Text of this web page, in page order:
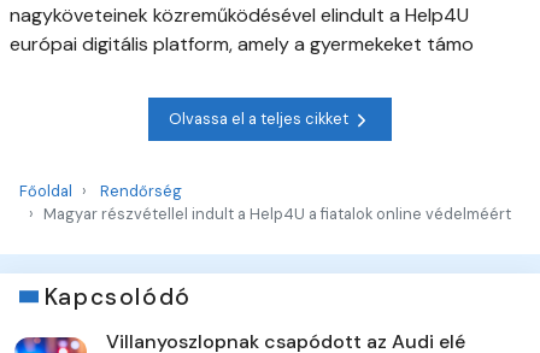
nagyköveteinek közreműködésével elindult a Help4U
európai digitális platform, amely a gyermekeket támo
Olvassa el a teljes cikket
Főoldal
Rendőrség
Magyar részvétellel indult a Help4U a fiatalok online védelméért
Kapcsolódó
Villanyoszlopnak csapódott az Audi elé